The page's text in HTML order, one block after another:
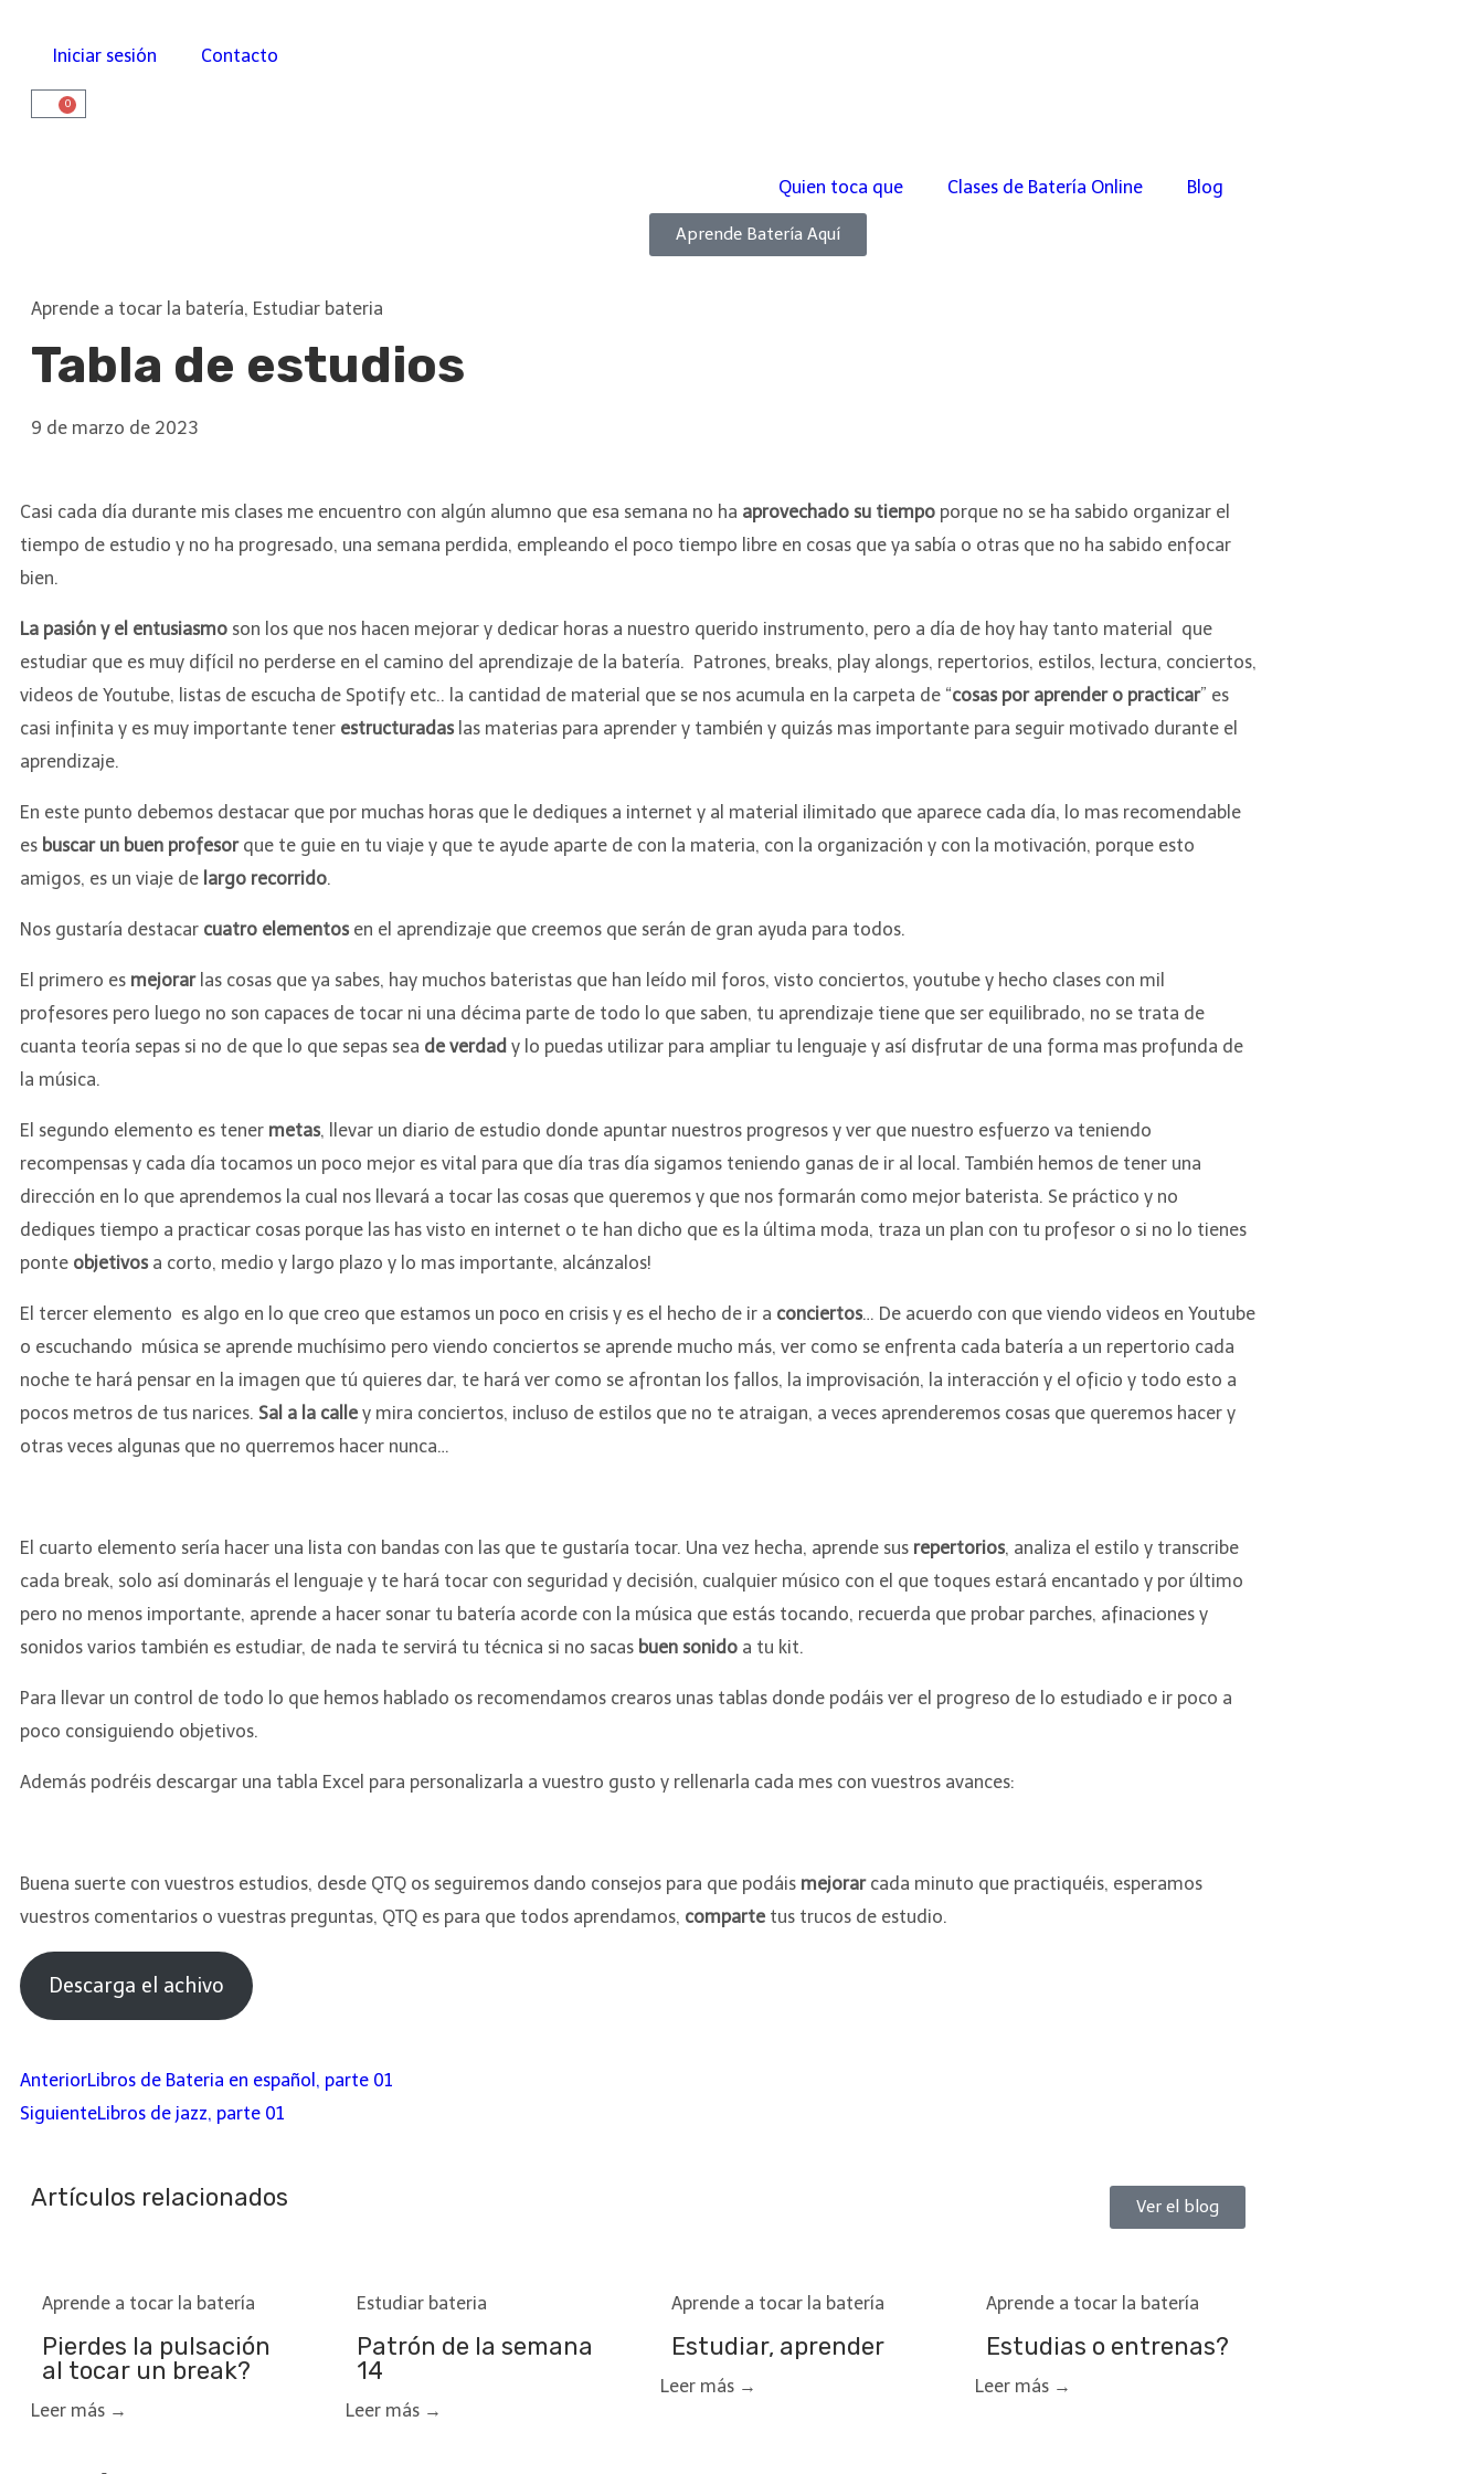
Iniciar sesión Contacto
0
Quien toca que Clases de Batería Online Blog
Aprende Batería Aquí
Aprende a tocar la batería, Estudiar bateria
Tabla de estudios
9 de marzo de 2023
Casi cada día durante mis clases me encuentro con algún alumno que esa semana no ha aprovechado su tiempo porque no se ha sabido organizar el
tiempo de estudio y no ha progresado, una semana perdida, empleando el poco tiempo libre en cosas que ya sabía o otras que no ha sabido enfocar
bien.
La pasión y el entusiasmo son los que nos hacen mejorar y dedicar horas a nuestro querido instrumento, pero a día de hoy hay tanto material que
estudiar que es muy difícil no perderse en el camino del aprendizaje de la batería. Patrones, breaks, play alongs, repertorios, estilos, lectura, conciertos,
videos de Youtube, listas de escucha de Spotify etc.. la cantidad de material que se nos acumula en la carpeta de “cosas por aprender o practicar” es
casi infinita y es muy importante tener estructuradas las materias para aprender y también y quizás mas importante para seguir motivado durante el
aprendizaje.
En este punto debemos destacar que por muchas horas que le dediques a internet y al material ilimitado que aparece cada día, lo mas recomendable
es buscar un buen profesorque te guie en tu viaje y que te ayude aparte de con la materia, con la organización y con la motivación, porque esto
amigos, es un viaje de largo recorrido.
Nos gustaría destacar cuatro elementos en el aprendizaje que creemos que serán de gran ayuda para todos.
El primero es mejorarlas cosas que ya sabes, hay muchos bateristas que han leído mil foros, visto conciertos, youtube y hecho clases con mil
profesores pero luego no son capaces de tocar ni una décima parte de todo lo que saben, tu aprendizaje tiene que ser equilibrado, no se trata de
cuanta teoría sepas si no de que lo que sepas sea de verdad y lo puedas utilizar para ampliar tu lenguaje y así disfrutar de una forma mas profunda de
la música.
El segundo elemento es tener metas, llevar un diario de estudio donde apuntar nuestros progresos y ver que nuestro esfuerzo va teniendo
recompensas y cada día tocamos un poco mejor es vital para que día tras día sigamos teniendo ganas de ir al local. También hemos de tener una
dirección en lo que aprendemos la cual nos llevará a tocar las cosas que queremos y que nos formarán como mejor baterista. Se práctico y no
dediques tiempo a practicar cosas porque las has visto en internet o te han dicho que es la última moda, traza un plan con tu profesor o si no lo tienes
ponte objetivos a corto, medio y largo plazo y lo mas importante, alcánzalos!
El tercer elemento es algo en lo que creo que estamos un poco en crisis y es el hecho de ir a conciertos… De acuerdo con que viendo videos en Youtube
o escuchando música se aprende muchísimo pero viendo conciertos se aprende mucho más, ver como se enfrenta cada batería a un repertorio cada
noche te hará pensar en la imagen que tú quieres dar, te hará ver como se afrontan los fallos, la improvisación, la interacción y el oficio y todo esto a
pocos metros de tus narices. Sal a la calle y mira conciertos, incluso de estilos que no te atraigan, a veces aprenderemos cosas que queremos hacer y
otras veces algunas que no querremos hacer nunca…
El cuarto elemento sería hacer una lista con bandas con las que te gustaría tocar. Una vez hecha, aprende sus repertorios, analiza el estilo y transcribe
cada break, solo así dominarás el lenguaje y te hará tocar con seguridad y decisión, cualquier músico con el que toques estará encantado y por último
pero no menos importante, aprende a hacer sonar tu batería acorde con la música que estás tocando, recuerda que probar parches, afinaciones y
sonidos varios también es estudiar, de nada te servirá tu técnica si no sacas buen sonido a tu kit.
Para llevar un control de todo lo que hemos hablado os recomendamos crearos unas tablas donde podáis ver el progreso de lo estudiado e ir poco a
poco consiguiendo objetivos.
Además podréis descargar una tabla Excel para personalizarla a vuestro gusto y rellenarla cada mes con vuestros avances:
Buena suerte con vuestros estudios, desde QTQ os seguiremos dando consejos para que podáis mejorarcada minuto que practiquéis, esperamos
vuestros comentarios o vuestras preguntas, QTQ es para que todos aprendamos, comparte tus trucos de estudio.
Descarga el achivo
AnteriorLibros de Bateria en español, parte 01
SiguienteLibros de jazz, parte 01
Artículos relacionados Ver el blog
Aprende a tocar la batería
Pierdes la pulsación
al tocar un break?
Leer más →
Estudiar bateria
Patrón de la semana
14
Leer más →
Aprende a tocar la batería
Estudiar, aprender
Leer más →
Aprende a tocar la batería
Estudias o entrenas?
Leer más →